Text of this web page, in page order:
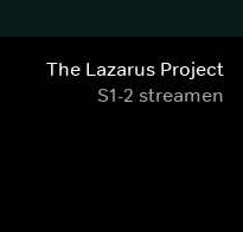
The Lazarus Project
S1-2 streamen